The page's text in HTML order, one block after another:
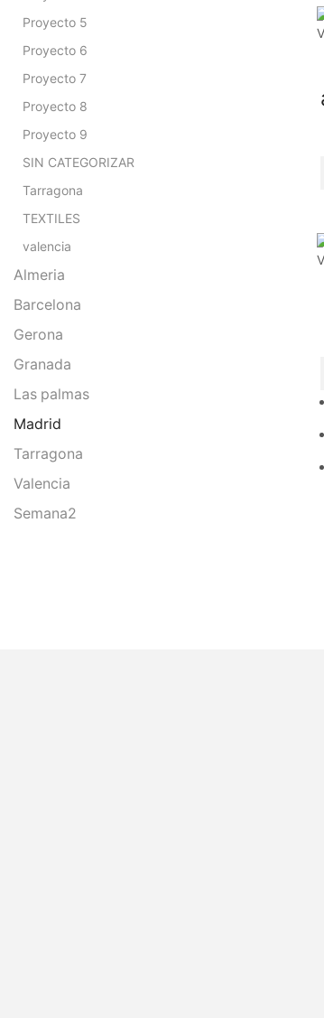
Proyecto 5
Proyecto 6
Proyecto 7
Proyecto 8
Proyecto 9
SIN CATEGORIZAR
Tarragona
TEXTILES
valencia
Almeria
Barcelona
Gerona
Granada
Las palmas
Madrid
Tarragona
Valencia
Semana2